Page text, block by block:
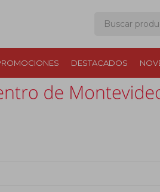
DESTACADOS